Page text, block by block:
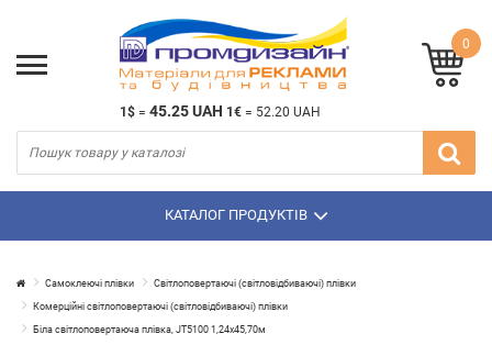
1$ = 45.25 UAH 1€ = 52.20 UAH
0
КАТАЛОГ ПРОДУКТІВ
Самоклеючі плівки Світлоповертаючі (світловідбиваючі) плівки
Комерційні світлоповертаючі (світловідбиваючі) плівки
Біла світлоповертаюча плівка, JT5100 1,24х45,70м